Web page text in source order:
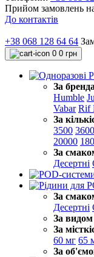
Прийом замовлень
До контактів
+38 068 128 64 64
0 0 грн
За
Humble
Vabar Rif
За
3500 3600
20000
За
Десертні
За
Десертні
За видом
За
60 мг 65
За